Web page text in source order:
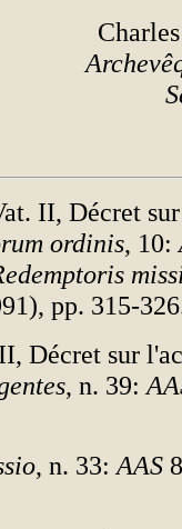
II, Décret
ordinis, 10:
pp. 315-
Décret sur
, n. 39:
, n. 33: AAS